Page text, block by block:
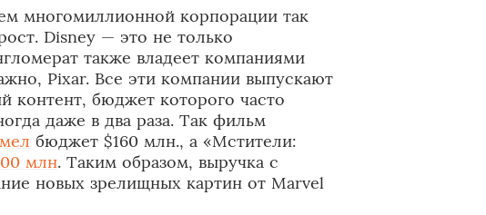
многомиллионной корпорации так
Disney — это не только
также владеет компаниями
Pixar. Все эти компании выпускают
контент, бюджет которого часто
даже в два раза. Так фильм
бюджет $160 млн., а «Мстители:
млн. Таким образом, выручка с
новых зрелищных картин от Marvel